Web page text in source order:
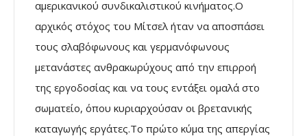
αμερικανικού συνδικαλιστικού κινήματος.Ο
αρχικός στόχος του Μίτσελ ήταν να αποσπάσει
τους σλαβόφωνους και γερμανόφωνους
μετανάστες ανθρακωρύχους από την επιρροή
της εργοδοσίας και να τους εντάξει ομαλά στο
σωματείο, όπου κυριαρχούσαν οι βρετανικής
καταγωγής εργάτες.Το πρώτο κύμα της απεργίας